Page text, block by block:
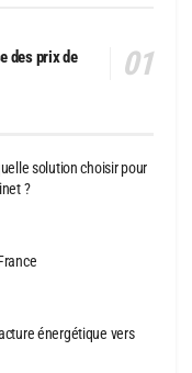
des prix de
solution choisir pour
?
énergétique vers